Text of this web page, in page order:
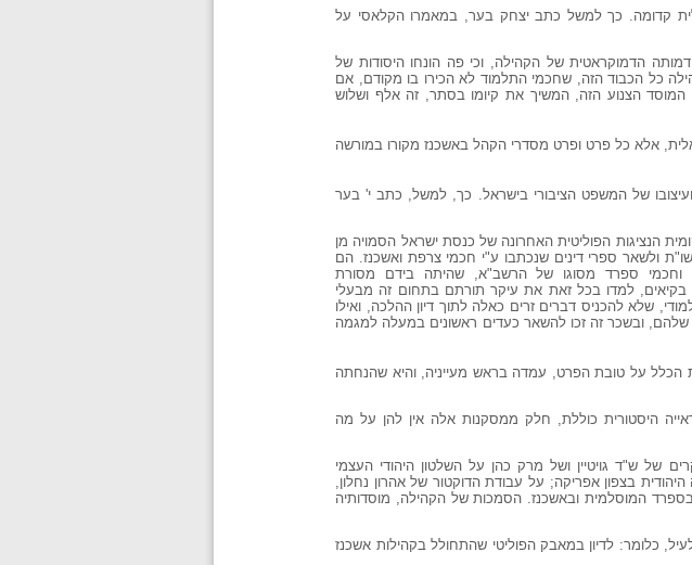
קדומה. כך למשל כתב יצחק בער, במאמרו הקלאסי על
הדמוקראטית של הקהילה, וכי פה הונחו היסודות של
כל הכבוד הזה, שחכמי התלמוד לא הכירו בו מקודם, אם
המוסד הצנוע הזה, המשיך את קיומו בסתר, זה אלף ושלוש
אלא כל פרט ופרט מסדרי הקהל באשכנז מקורו במורשה
של המשפט הציבורי בישראל. כך, למשל, כתב י' בער
הנציגות הפוליטית האחרונה של כנסת ישראל הסמויה מן
ולשאר ספרי דינים שנכתבו ע"י חכמי צרפת ואשכנז. הם
וחכמי ספרד מסוגו של הרשב"א, שהיתה בידם מסורת
בקיאים, למדו בכל זאת את עיקר תורתם בתחום זה מבעלי
שלא להכניס דברים זרים כאלה לתוך דיון ההלכה, ואילו
ובשכר זה זכו להשאר כעדים ראשונים במעלה למגמה
על טובת הפרט, עמדה בראש מעייניה, והיא שהנחתה
היסטורית כוללת, חלק ממסקנות אלה אין להן על מה
של ש"ד גויטיין ושל מרק כהן על השלטון היהודי העצמי
בצפון אפריקה; על עבודת הדוקטור של אהרון נחלון,
המוסלמית ובאשכנז. הסמכות של הקהילה, מוסדותיה
כלומר: לדיון במאבק הפוליטי שהתחולל בקהילות אשכנז